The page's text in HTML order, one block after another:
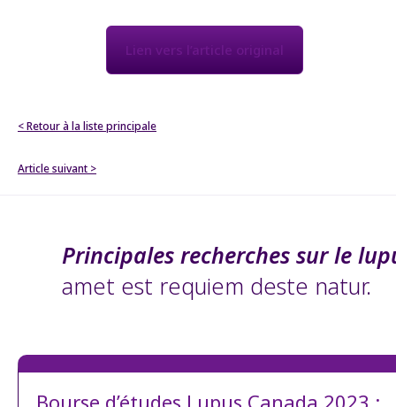
Lien vers l’article original
< Retour à la liste principale
Article suivant >
Principales recherches sur le
amet est requiem deste natur.
Bourse d’études Lupus Canada 2023 :